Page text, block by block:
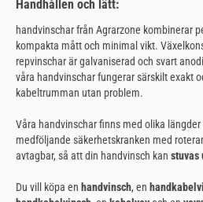
Handhållen och lätt:
handvinschar från Agrarzone kombinerar
kompakta mått och minimal vikt.
repvinschar är galvaniserad och svart
våra handvinschar fungerar särskilt exakt
kabeltrumman utan problem.
Våra handvinschar finns med olika
medföljande säkerhetskranken med
avtagbar, så att din handvinsch kan stuvas
Du vill köpa en handvinsch, en